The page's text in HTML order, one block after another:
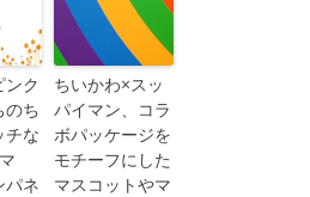
ンク
のち
チな
パネ
ちいかわ×スッ
パイマン、コラ
ボパッケージを
モチーフにした
マスコットやマ